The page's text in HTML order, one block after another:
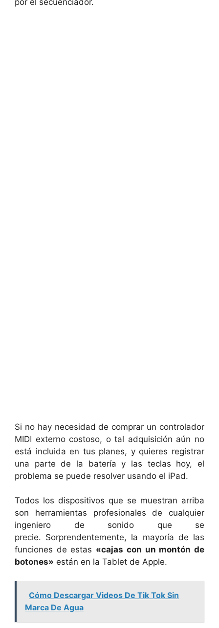
por el secuenciador.
Si no hay necesidad de comprar un controlador
MIDI externo costoso, o tal adquisición aún no
está incluida en tus planes, y quieres registrar
una parte de la batería y las teclas hoy, el
problema se puede resolver usando el iPad.
Todos los dispositivos que se muestran arriba
son herramientas profesionales de cualquier
ingeniero de sonido que se
precie. Sorprendentemente, la mayoría de las
funciones de estas «cajas con un montón de
botones» están en la Tablet de Apple.
Cómo Descargar Videos De Tik Tok Sin
Marca De Agua